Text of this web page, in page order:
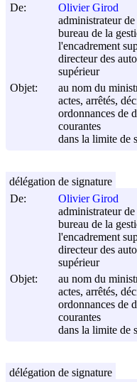
De:
Olivier Girod
administrateur
bureau de la
l'encadrement
directeur des
supérieur
Objet:
au nom du
actes, arrêtés,
ordonnances de
courantes
dans la limite de
De:
Olivier Girod
administrateur
bureau de la
l'encadrement
directeur des
supérieur
Objet:
au nom du
actes, arrêtés,
ordonnances de
courantes
dans la limite de
délégation de signature
délégation de signature